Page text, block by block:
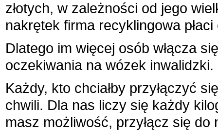
złotych, w zależności od jego
nakrętek firma recyklingowa płaci
Dlatego im więcej osób włącza
oczekiwania na wózek inwalidzki.
Każdy, kto chciałby przyłączyć
chwili. Dla nas liczy się każdy
masz możliwość, przyłącz się